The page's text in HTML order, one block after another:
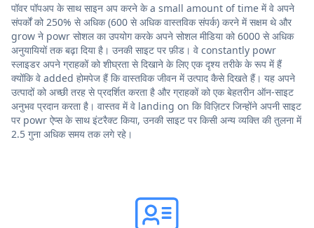
पॉवर पॉपअप के साथ साइन अप करने के a small amount of time में वे अपने
संपर्कों को 250% से अधिक (600 से अधिक वास्तविक संपर्क) करने में सक्षम थे और
grow ने powr सोशल का उपयोग करके अपने सोशल मीडिया को 6000 से अधिक
अनुयायियों तक बढ़ा दिया है। उनकी साइट पर फ़ीड। वे constantly powr
स्लाइडर अपने ग्राहकों को शीघ्रता से दिखाने के लिए एक दृश्य तरीके के रूप में हैं
क्योंकि वे added होमपेज हैं कि वास्तविक जीवन में उत्पाद कैसे दिखते हैं। यह अपने
उत्पादों को अच्छी तरह से प्रदर्शित करता है और ग्राहकों को एक बेहतरीन ऑन-साइट
अनुभव प्रदान करता है। वास्तव में वे landing on कि विज़िटर जिन्होंने अपनी साइट
पर powr ऐप्स के साथ इंटरैक्ट किया, उनकी साइट पर किसी अन्य व्यक्ति की तुलना में
2.5 गुना अधिक समय तक लगे रहे।